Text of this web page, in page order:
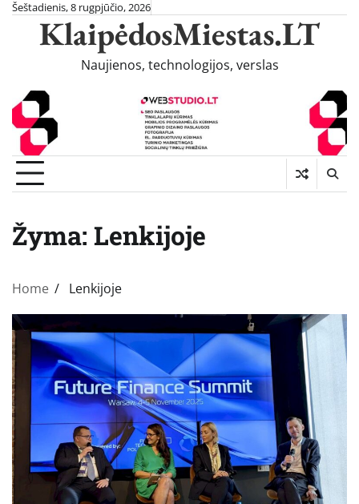
Skip
content
Šeštadienis, 8 rugpjūčio, 2026
KlaipėdosMiestas.LT
Naujienos, technologijos, verslas
Žyma: Lenkijoje
Home Lenkijoje